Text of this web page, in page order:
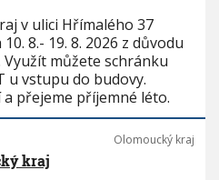
v ulici Hřímalého 37
8.- 19. 8. 2026 z důvodu
můžete schránku
u vstupu do budovy.
přejeme příjemné léto.
Olomoucký kraj
kraj